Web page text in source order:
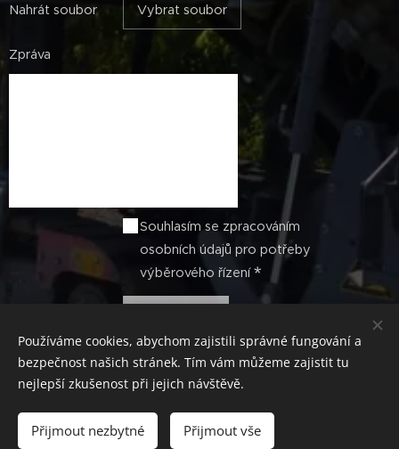
Nahrát soubor Vybrat soubor
Zpráva
Souhlasím se zpracováním
osobních údajů pro potřeby
výběrového řízení
© 2019 Nová Práce
Cookies
Používáme cookies, abychom zajistili správné fungování a
bezpečnost našich stránek. Tím vám můžeme zajistit tu
nejlepší zkušenost při jejich návštěvě.
Přijmout nezbytné Přijmout vše